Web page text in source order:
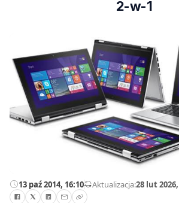
2-w-1
13 paź 2014, 16:10—Aktualizacja:28 lut